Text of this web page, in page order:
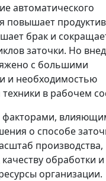
автоматического
повышает
брак и
заточки. Но
с большими
и необходимостью
в рабочем
о способе
производства,
обработки и
организации.